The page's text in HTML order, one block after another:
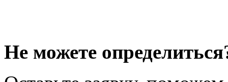
Не можете